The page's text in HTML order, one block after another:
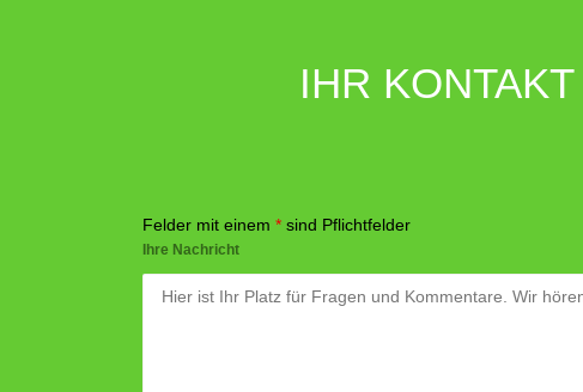
IHR
Felder mit einem * sind Pflichtfelder
Ihre Nachricht